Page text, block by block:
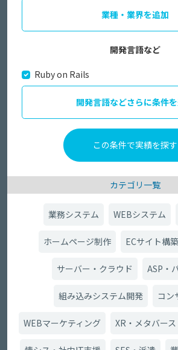
業種・業界を追加
開発言語など
Ruby on Rails
開発言語などさらに条件
カテゴリ一覧
業務システム WEBシステム
ホームページ制作 ECサイト構築
サーバー・クラウド ASP・
組み込みシステム開発 コン
WEBマーケティング XR・メタバース